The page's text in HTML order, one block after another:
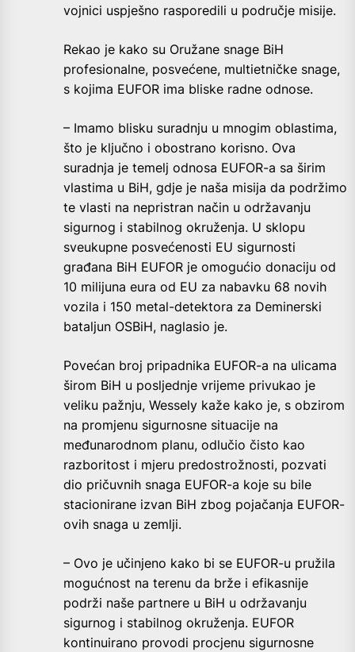
vojnici uspješno rasporedili u područje misije.
Rekao je kako su Oružane snage BiH
profesionalne, posvećene, multietničke snage,
s kojima EUFOR ima bliske radne odnose.
– Imamo blisku suradnju u mnogim oblastima,
što je ključno i obostrano korisno. Ova
suradnja je temelj odnosa EUFOR-a sa širim
vlastima u BiH, gdje je naša misija da podržimo
te vlasti na nepristran način u održavanju
sigurnog i stabilnog okruženja. U sklopu
sveukupne posvećenosti EU sigurnosti
građana BiH EUFOR je omogućio donaciju od
10 milijuna eura od EU za nabavku 68 novih
vozila i 150 metal-detektora za Deminerski
bataljun OSBiH, naglasio je.
Povećan broj pripadnika EUFOR-a na ulicama
širom BiH u posljednje vrijeme privukao je
veliku pažnju, Wessely kaže kako je, s obzirom
na promjenu sigurnosne situacije na
međunarodnom planu, odlučio čisto kao
razboritost i mjeru predostrožnosti, pozvati
dio pričuvnih snaga EUFOR-a koje su bile
stacionirane izvan BiH zbog pojačanja EUFOR-
ovih snaga u zemlji.
– Ovo je učinjeno kako bi se EUFOR-u pružila
mogućnost na terenu da brže i efikasnije
podrži naše partnere u BiH u održavanju
sigurnog i stabilnog okruženja. EUFOR
kontinuirano provodi procjenu sigurnosne